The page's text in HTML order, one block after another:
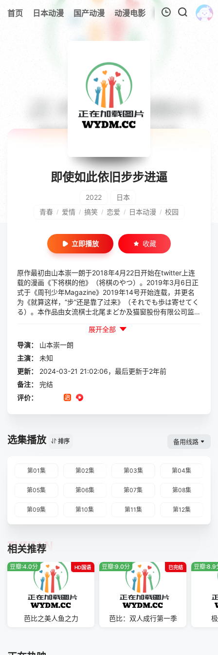
首页 日本动漫 国产动漫 动漫电影 欧美动漫 追剧
我的观影记录
暂无观看影片的记录
即使如此依旧步步进逼
2022
日本
青春 / 爱情 / 搞笑 / 恋爱 / 日本动漫 / 校园
立即播放 收藏
原作最初由山本崇一朗于2018年4月22日开始在twitter上连
载的漫画《下将棋的他》（将棋のやつ）。2019年3月6日正
式于《周刊少年Magazine》2019年14号开始连载，并更名
为《就算这样，“步”还是靠了过来》（それでも歩は寄せてく
る）。本作品由女流棋士北尾まどか及猫窗股份有限公司监修
020」漫画部门第3位。将棋初学者・田中步与部长・八乙女
漆，棋力程度相差悬殊的恋爱喜剧！
展开全部
导演：
山本崇一朗
主演：
未知
更新：
2024-03-21 21:02:06，最后更新于2年前
备注：
完结
评价：
选集播放 排序 备用线路
第01集 第02集 第03集 第04集
第05集 第06集 第07集 第08集
第09集 第10集 第11集 第12集
相关推荐
TUIJIAN
HD国语
豆瓣:4.0分
芭比之美人鱼之力
已完结
豆瓣:9.0分
芭比：双人成行第一季
豆瓣:8.9